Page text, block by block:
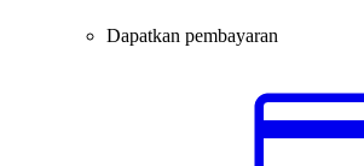
Dapatkan pembayaran